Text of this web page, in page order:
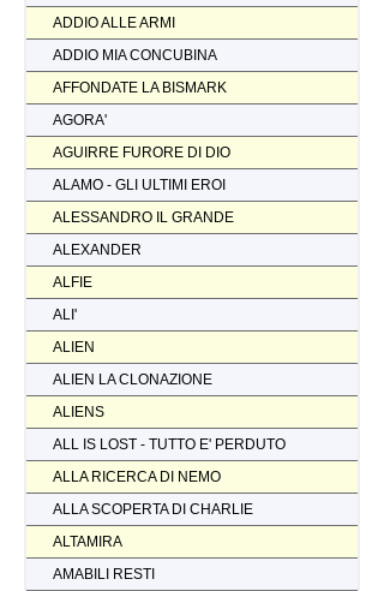
ADDIO ALLE ARMI
ADDIO MIA CONCUBINA
AFFONDATE LA BISMARK
AGORA'
AGUIRRE FURORE DI DIO
ALAMO - GLI ULTIMI EROI
ALESSANDRO IL GRANDE
ALEXANDER
ALFIE
ALI'
ALIEN
ALIEN LA CLONAZIONE
ALIENS
ALL IS LOST - TUTTO E' PERDUTO
ALLA RICERCA DI NEMO
ALLA SCOPERTA DI CHARLIE
ALTAMIRA
AMABILI RESTI